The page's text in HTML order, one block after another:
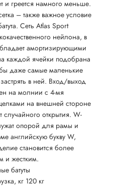
и греется намного меньше.
– также важное условие
Сеть Atlas Sport
нейлона, в
амортизирующими
каждой ячейки подобрана
даже самые маленькие
в ней. Вход/выход
на молнии с 4-мя
на внешней стороне
случайного открытия. W-
опорой для рамы и
английскую букву W,
становится более
и жестким.
батуты
кг 120 кг